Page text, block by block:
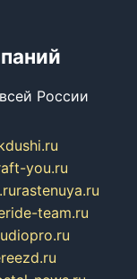
России
you.ru
rastenuya.ru
team.ru